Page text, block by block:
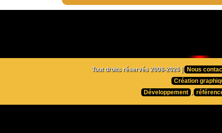
Tout droits réservés 2008-2026 |
Nous
Création
Développement ,